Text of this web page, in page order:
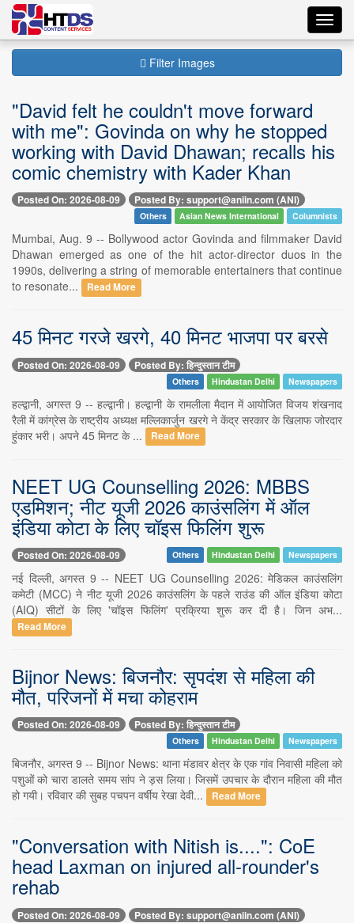
Filter Images
"David felt he couldn't move forward
with me": Govinda on why he stopped
working with David Dhawan; recalls his
comic chemistry with Kader Khan
Posted On: 2026-08-09 Posted By: support@aniin.com (ANI)
Others Asian News International Columnists
Mumbai, Aug. 9 -- Bollywood actor Govinda and filmmaker David
Dhawan emerged as one of the hit actor-director duos in the
1990s, delivering a string of memorable entertainers that continue
to resonate...
Read More
45 मिनट गरजे खरगे, 40 मिनट भाजपा पर बरसे
Posted On: 2026-08-09 Posted By: हिन्दुस्तान टीम
Others Hindustan Delhi Newspapers
हल्द्वानी, अगस्त 9 -- हल्द्वानी। हल्द्वानी के रामलीला मैदान में आयोजित विजय शंखनाद
रैली में कांग्रेस के राष्ट्रीय अध्यक्ष मल्लिकार्जुन खरगे ने केंद्र सरकार के खिलाफ जोरदार
हुंकार भरी। अपने 45 मिनट के ...
Read More
NEET UG Counselling 2026: MBBS
एडमिशन; नीट यूजी 2026 काउंसलिंग में ऑल
इंडिया कोटा के लिए चॉइस फिलिंग शुरू
Posted On: 2026-08-09 Others Hindustan Delhi Newspapers
नई दिल्ली, अगस्त 9 -- NEET UG Counselling 2026: मेडिकल काउंसलिंग
कमेटी (MCC) ने नीट यूजी 2026 काउंसलिंग के पहले राउंड की ऑल इंडिया कोटा
(AIQ) सीटों के लिए 'चॉइस फिलिंग' प्रक्रिया शुरू कर दी है। जिन अभ...
Read More
Bijnor News: बिजनौर: सृपदंश से महिला की
मौत, परिजनों में मचा कोहराम
Posted On: 2026-08-09 Posted By: हिन्दुस्तान टीम
Others Hindustan Delhi Newspapers
बिजनौर, अगस्त 9 -- Bijnor News: थाना मंडावर क्षेत्र के एक गांव निवासी महिला को
पशुओं को चारा डालते समय सांप ने ड़स लिया। जिसमें उपचार के दौरान महिला की मौत
हो गयी। रविवार की सुबह पचपन वर्षीय रेखा देवी...
Read More
"Conversation with Nitish is....": CoE
head Laxman on injured all-rounder's
rehab
Posted On: 2026-08-09 Posted By: support@aniin.com (ANI)